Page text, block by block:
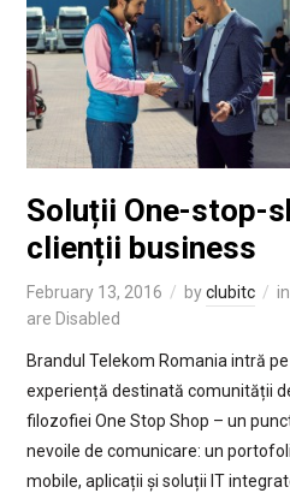
Soluții One-stop-
clienții business
February 13, 2016 byclubitc in
are Disabled
Brandul Telekom Romania intră
experiență destinată comunității
filozofiei One Stop Shop – un
nevoile de comunicare: un
mobile, aplicații și soluții IT